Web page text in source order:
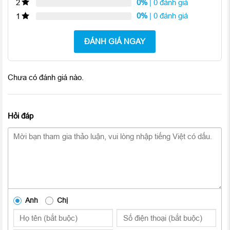
iPhone 6 Plus sở hữu vi xử lý A8 hoàn toàn mới, siêu mạnh
mẽ, siêu tiết kiệm
iPhone 6 Plus 16GB
được trang bị bộ vi xử lý A8 với
2
0% | 0 đánh giá
1
0% | 0 đánh giá
ĐÁNH GIÁ NGAY
Chưa có đánh giá nào.
Hỏi đáp
Anh Chị